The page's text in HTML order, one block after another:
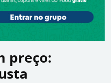
preço: